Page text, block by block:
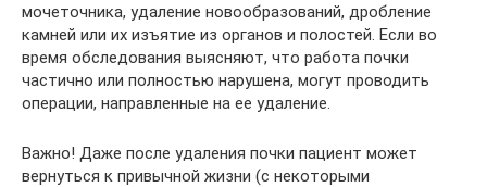
мочеточника, удаление новообразований, дробление
камней или их изъятие из органов и полостей. Если во
время обследования выясняют, что работа почки
частично или полностью нарушена, могут проводить
операции, направленные на ее удаление.
Важно! Даже после удаления почки пациент может
вернуться к привычной жизни (с некоторыми